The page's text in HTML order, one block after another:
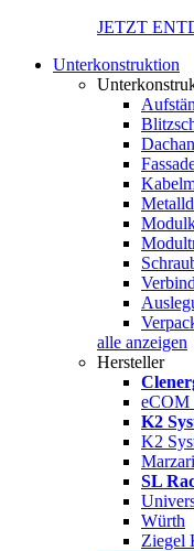
JETZT
Unterkonstruktion
alle anzeigen
Hersteller
eCOM
K2
K2
Marzari
SL
Würth
Ziegel